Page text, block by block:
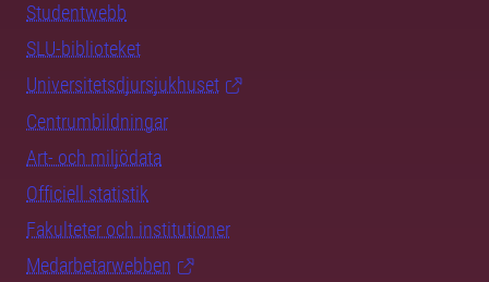
Studentwebb
SLU-biblioteket
Universitetsdjursjukhuset
Centrumbildningar
Art- och miljödata
Officiell statistik
Fakulteter och institutioner
Medarbetarwebben